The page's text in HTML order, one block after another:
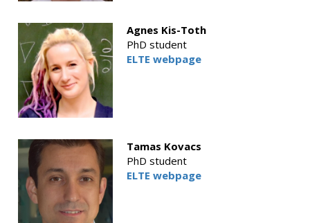
Agnes Kis-Toth
PhD student
ELTE webpage
Tamas Kovacs
PhD student
ELTE webpage